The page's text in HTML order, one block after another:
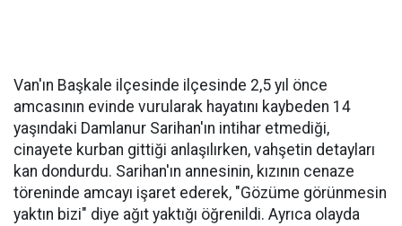
Van'ın Başkale ilçesinde ilçesinde 2,5 yıl önce
amcasının evinde vurularak hayatını kaybeden 14
yaşındaki Damlanur Sarihan'ın intihar etmediği,
cinayete kurban gittiği anlaşılırken, vahşetin detayları
kan dondurdu. Sarihan'ın annesinin, kızının cenaze
töreninde amcayı işaret ederek, "Gözüme görünmesin
yaktın bizi" diye ağıt yaktığı öğrenildi. Ayrıca olayda